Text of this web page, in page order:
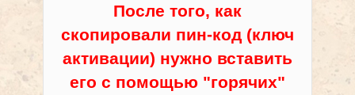
После того, как
скопировали пин-код (ключ
активации) нужно вставить
его с помощью "горячих"